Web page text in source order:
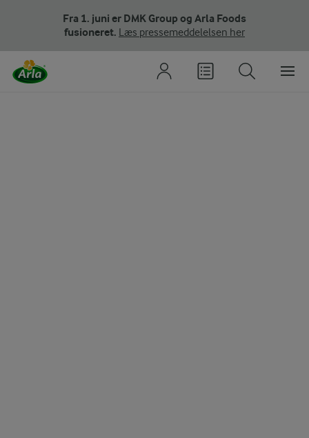
Fra 1. juni er DMK Group og Arla Foods
fusioneret. Læs pressemeddelelsen her